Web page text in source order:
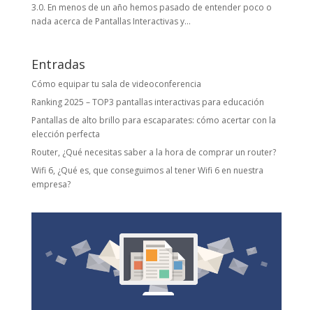
3.0. En menos de un año hemos pasado de entender poco o
nada acerca de Pantallas Interactivas y...
Entradas
Cómo equipar tu sala de videoconferencia
Ranking 2025 – TOP3 pantallas interactivas para educación
Pantallas de alto brillo para escaparates: cómo acertar con la
elección perfecta
Router, ¿Qué necesitas saber a la hora de comprar un router?
Wifi 6, ¿Qué es, que conseguimos al tener Wifi 6 en nuestra
empresa?